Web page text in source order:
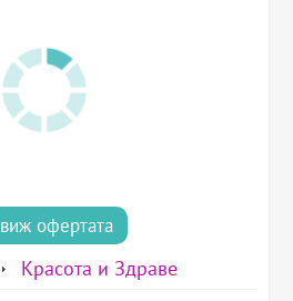
виж офертата
Красота и Здраве